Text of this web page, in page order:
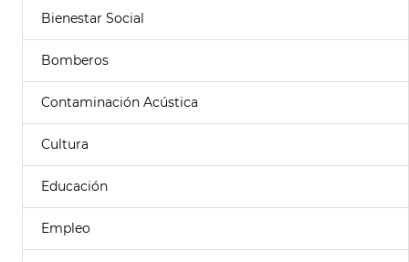
Bienestar Social
Bomberos
Contaminación Acústica
Cultura
Educación
Empleo